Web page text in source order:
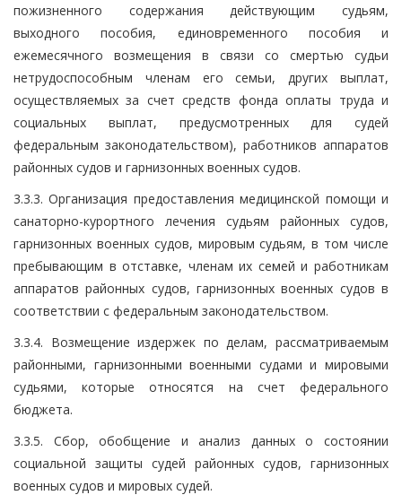
пожизненного содержания действующим судьям,
выходного пособия, единовременного пособия и
ежемесячного возмещения в связи со смертью судьи
нетрудоспособным членам его семьи, других выплат,
осуществляемых за счет средств фонда оплаты труда и
социальных выплат, предусмотренных для судей
федеральным законодательством), работников аппаратов
районных судов и гарнизонных военных судов.
3.3.3. Организация предоставления медицинской помощи и
санаторно-курортного лечения судьям районных судов,
гарнизонных военных судов, мировым судьям, в том числе
пребывающим в отставке, членам их семей и работникам
аппаратов районных судов, гарнизонных военных судов в
соответствии с федеральным законодательством.
3.3.4. Возмещение издержек по делам, рассматриваемым
районными, гарнизонными военными судами и мировыми
судьями, которые относятся на счет федерального
бюджета.
3.3.5. Сбор, обобщение и анализ данных о состоянии
социальной защиты судей районных судов, гарнизонных
военных судов и мировых судей.